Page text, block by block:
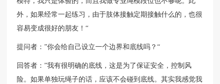
外，如果经常一起练习，由于肢体接触定期接触什么的，也很
容易变成很好的朋友！“
提问者：”你会给自己设立一个边界和底线吗？“
回答者：”我有很明确的底线，这是为了保证安全，控制风
险。如果单独玩绳子的话，应该不会碰到底线。其实我感觉我